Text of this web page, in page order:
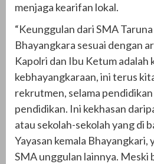
menjaga kearifan lokal.
“Keunggulan dari SMA
Bhayangkara sesuai dengan
Kapolri dan Ibu Ketum adalah
kebhayangkaraan, ini terus
rekrutmen, selama
pendidikan. Ini kekhasan
atau sekolah-sekolah yang di
Yayasan kemala Bhayangkari,
SMA unggulan lainnya. Meski